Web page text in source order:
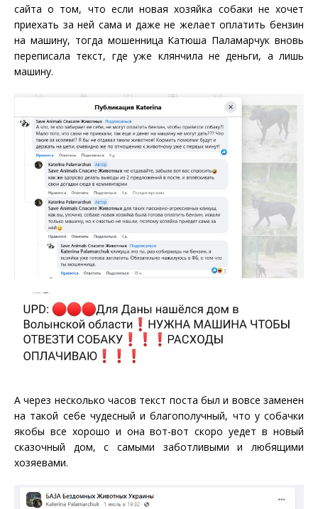
сайта о том, что если новая хозяйка собаки не хочет
приехать за ней сама и даже не желает оплатить бензин
на машину, тогда мошенница Катюша Паламарчук вновь
переписала текст, где уже клянчила не деньги, а лишь
машину.
А через несколько часов текст поста был и вовсе заменен
на такой себе чудесный и благополучный, что у собачки
якобы все хорошо и она вот-вот скоро уедет в новый
сказочный дом, с самыми заботливыми и любящими
хозяевами.